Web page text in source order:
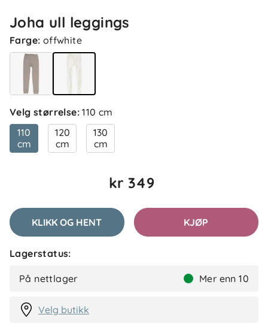
Joha ull leggings
Farge: offwhite
Velg størrelse:110 cm
110
cm
120
cm
130
cm
kr 349
KLIKK OG HENT KJØP
Lagerstatus:
På nettlager Mer enn 10
Velg butikk